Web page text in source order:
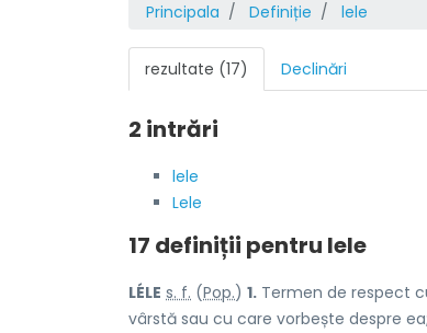
Principala Definiție lele
rezultate (17) Declinări
2 intrări
lele
Lele
17 definiții pentru lele
LÉLE s. f. (Pop.) 1. Termen de respect
vârstă sau cu care vorbește despre